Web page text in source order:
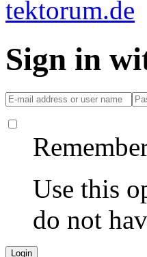
Sign in
Use this
do not